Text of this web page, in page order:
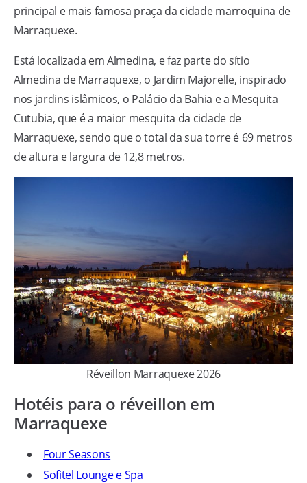
principal e mais famosa praça da cidade marroquina de
Marraquexe.
Está localizada em Almedina, e faz parte do sítio
Almedina de Marraquexe, o Jardim Majorelle, inspirado
nos jardins islâmicos, o Palácio da Bahia e a Mesquita
Cutubia, que é a maior mesquita da cidade de
Marraquexe, sendo que o total da sua torre é 69 metros
de altura e largura de 12,8 metros.
Réveillon Marraquexe 2026
Hotéis para o réveillon em
Marraquexe
Four Seasons
Sofitel Lounge e Spa